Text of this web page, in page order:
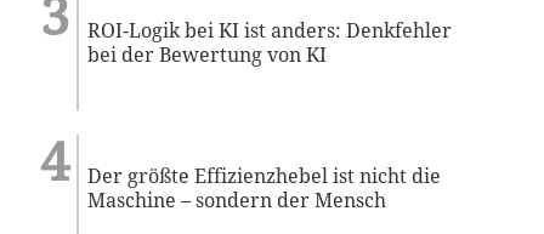
ROI-Logik bei KI ist anders: Denkfehler
bei der Bewertung von KI
Der größte Effizienzhebel ist nicht die
Maschine – sondern der Mensch